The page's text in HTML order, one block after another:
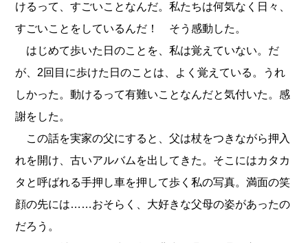
けるって、すごいことなんだ。私たちは何気なく日々、
すごいことをしているんだ！ そう感動した。
はじめて歩いた日のことを、私は覚えていない。だ
が、2回目に歩けた日のことは、よく覚えている。うれ
しかった。動けるって有難いことなんだと気付いた。感
謝をした。
この話を実家の父にすると、父は杖をつきながら押入
れを開け、古いアルバムを出してきた。そこにはカタカ
タと呼ばれる手押し車を押して歩く私の写真。満面の笑
顔の先には……おそらく、大好きな父母の姿があったの
だろう。